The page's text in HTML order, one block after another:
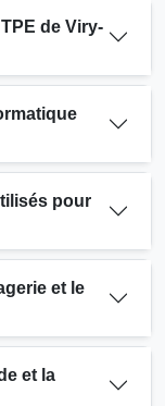
de Viry-
pour
et le
et la